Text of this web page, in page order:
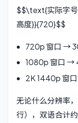
$$\text{实际字
高度}}{720}$$
720p 窗口 →
1080p 窗口 →
2K 1440p 窗
无论什么分辨率
行），双语合计约